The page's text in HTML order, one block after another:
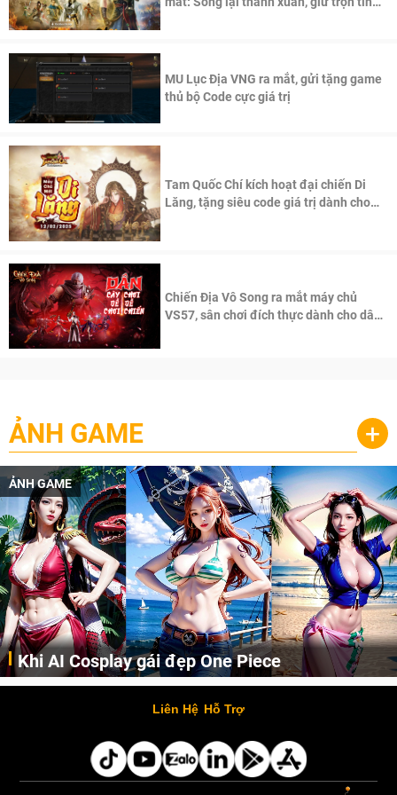
MU Lục Địa VNG ra mắt, gửi tặng game
thủ bộ Code cực giá trị
Tam Quốc Chí kích hoạt đại chiến Di
Lăng, tặng siêu code giá trị dành cho
Chiến Địa Vô Song ra mắt máy chủ
VS57, sân chơi đích thực dành cho dân
ẢNH GAME +
ẢNH GAME
Cosplay Xiangling siêu cute
Cùng thưởng thức những hình ảnh cosplay Xiangling trong Genshin Impact siêu dễ thương của người dùng Weibo "阿包也是兔娘"
Liên Hệ Hỗ Trợ